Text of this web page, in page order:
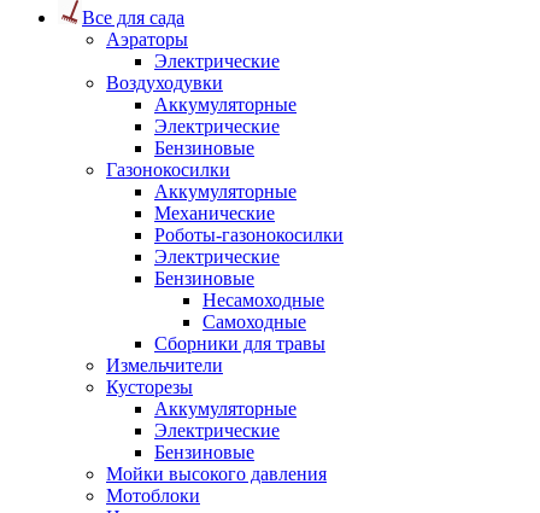
Все для сада
Аэраторы
Электрические
Воздуходувки
Аккумуляторные
Электрические
Бензиновые
Газонокосилки
Аккумуляторные
Механические
Роботы-газонокосилки
Электрические
Бензиновые
Несамоходные
Самоходные
Сборники для травы
Измельчители
Кусторезы
Аккумуляторные
Электрические
Бензиновые
Мойки высокого давления
Мотоблоки